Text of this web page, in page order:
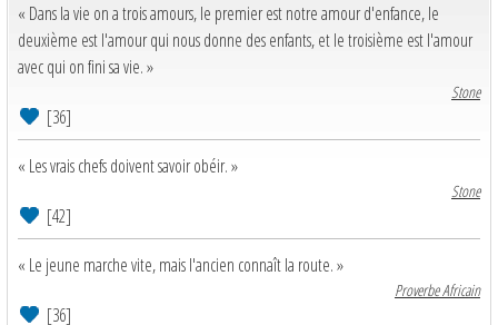
« Dans la vie on a trois amours, le premier est notre amour d'enfance, le
deuxième est l'amour qui nous donne des enfants, et le troisième est l'amour
avec qui on fini sa vie. »
Stone
[36]
« Les vrais chefs doivent savoir obéir. »
Stone
[42]
« Le jeune marche vite, mais l'ancien connaît la route. »
Proverbe Africain
[36]